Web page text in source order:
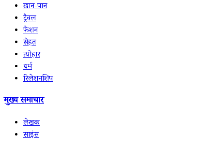
खान-पान
ट्रैवल
फैशन
सेहत
त्योहार
धर्म
रिलेशनशिप
मुख्य समाचार
लेखक
साइंस